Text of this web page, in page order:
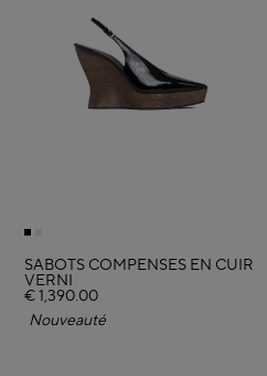
SABOTS COMPENSÉS EN CUIR
VERNI
€ 1,390.00
Nouveauté